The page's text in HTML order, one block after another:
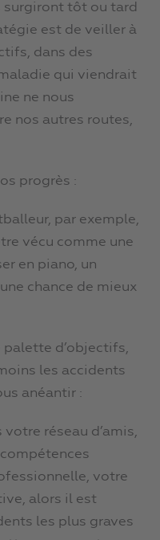
surgiront tôt ou tard
est de veiller à
dans des
qui viendrait
ne nous
nos autres routes,
progrès :
par exemple,
vécu comme une
en piano, un
chance de mieux
d’objectifs,
les accidents
anéantir :
réseau d’amis,
votre
alors il est
les plus graves